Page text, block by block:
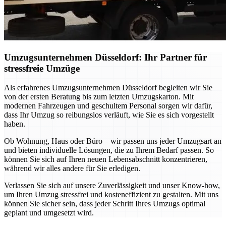
Umzugsunternehmen Düsseldorf: Ihr Partner für
stressfreie Umzüge
Als erfahrenes Umzugsunternehmen Düsseldorf begleiten wir Sie
von der ersten Beratung bis zum letzten Umzugskarton. Mit
modernen Fahrzeugen und geschultem Personal sorgen wir dafür,
dass Ihr Umzug so reibungslos verläuft, wie Sie es sich vorgestellt
haben.
Ob Wohnung, Haus oder Büro – wir passen uns jeder Umzugsart an
und bieten individuelle Lösungen, die zu Ihrem Bedarf passen. So
können Sie sich auf Ihren neuen Lebensabschnitt konzentrieren,
während wir alles andere für Sie erledigen.
Verlassen Sie sich auf unsere Zuverlässigkeit und unser Know-how,
um Ihren Umzug stressfrei und kosteneffizient zu gestalten. Mit uns
können Sie sicher sein, dass jeder Schritt Ihres Umzugs optimal
geplant und umgesetzt wird.